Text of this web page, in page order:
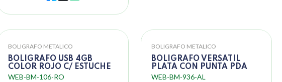
BOLIGRAFO METALICO
BOLIGRAFO USB 4GB
COLOR ROJO C/ ESTUCHE
WEB-BM-106-RO
BOLIGRAFO METALICO
BOLIGRAFO VERSATIL
PLATA CON PUNTA PDA
WEB-BM-936-AL